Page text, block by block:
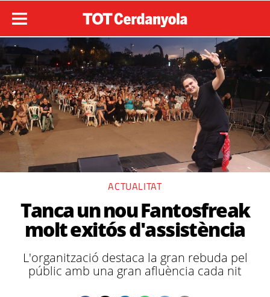
ACTUALITAT
Tanca un nou Fantosfreak
molt exitós d'assistència
L'organització destaca la gran rebuda pel
públic amb una gran afluència cada nit